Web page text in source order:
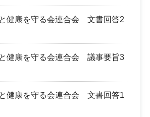
健康を守る会連合会 文書回答2
健康を守る会連合会 議事要旨3
健康を守る会連合会 文書回答1